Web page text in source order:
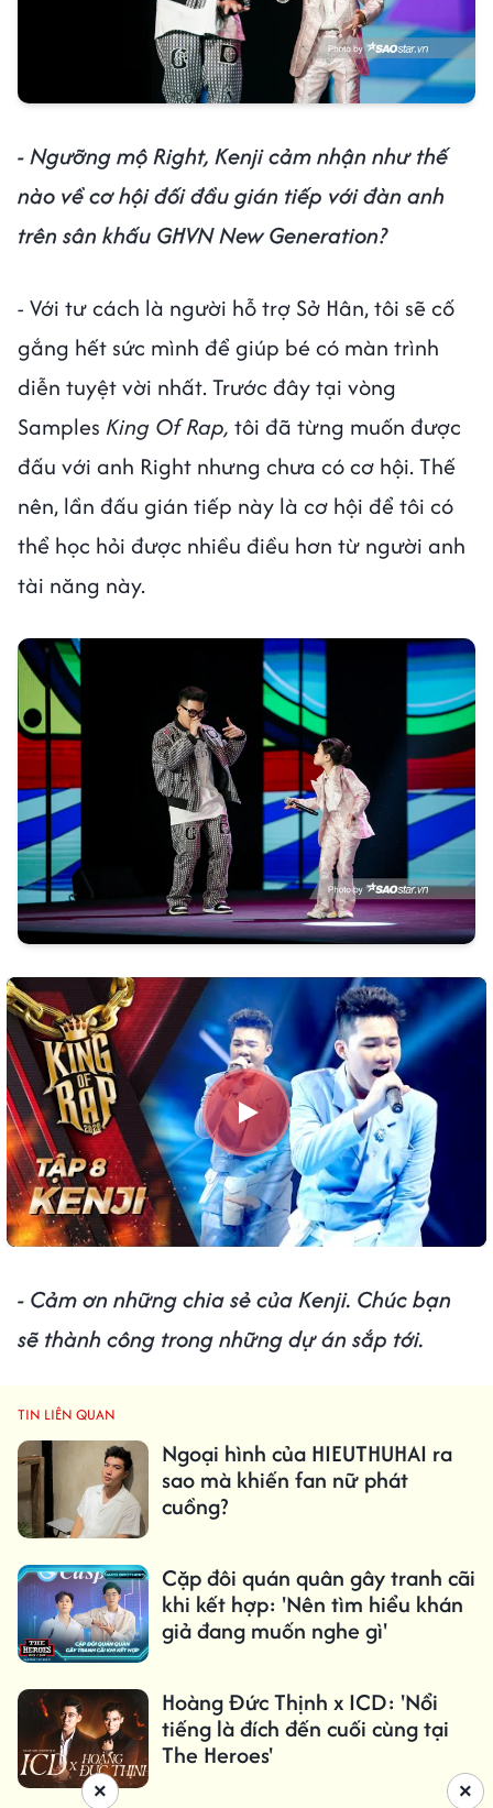
- Ngưỡng mộ Right, Kenji cảm nhận như thế
nào về cơ hội đối đầu gián tiếp với đàn anh
trên sân khấu GHVN New Generation?
- Với tư cách là người hỗ trợ Sở Hân, tôi sẽ cố
gắng hết sức mình để giúp bé có màn trình
diễn tuyệt vời nhất. Trước đây tại vòng
Samples King Of Rap, tôi đã từng muốn được
đấu với anh Right nhưng chưa có cơ hội. Thế
nên, lần đấu gián tiếp này là cơ hội để tôi có
thể học hỏi được nhiều điều hơn từ người anh
tài năng này.
- Cảm ơn những chia sẻ của Kenji. Chúc bạn
sẽ thành công trong những dự án sắp tới.
TIN LIÊN QUAN
Ngoại hình của HIEUTHUHAI ra
sao mà khiến fan nữ phát
cuồng?
Cặp đôi quán quân gây tranh cãi
khi kết hợp: 'Nên tìm hiểu khán
giả đang muốn nghe gì'
Hoàng Đức Thịnh x ICD: 'Nổi
tiếng là đích đến cuối cùng tại
The Heroes'
×
×